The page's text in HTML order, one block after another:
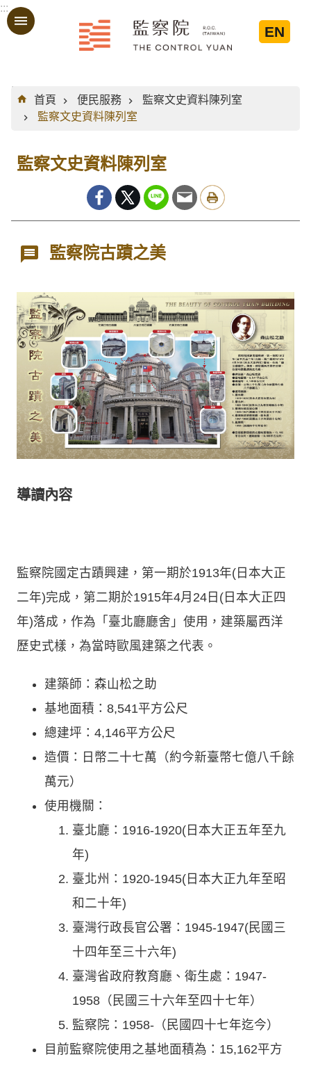
跳到主要內容區塊
:::
EN
:::
首頁
便民服務
監察文史資料陳列室
監察文史資料陳列室
監察文史資料陳列室
監察院古蹟之美
導讀內容
監察院國定古蹟興建，第一期於1913年(日本大正
二年)完成，第二期於1915年4月24日(日本大正四
年)落成，作為「臺北廳廳舍」使用，建築屬西洋
歷史式樣，為當時歐風建築之代表。
建築師：森山松之助
基地面積：8,541平方公尺
總建坪：4,146平方公尺
造價：日幣二十七萬（約今新臺幣七億八千餘
萬元）
使用機關：
臺北廳：1916-1920(日本大正五年至九
年)
臺北州：1920-1945(日本大正九年至昭
和二十年)
臺灣行政長官公署：1945-1947(民國三
十四年至三十六年)
臺灣省政府教育廳、衛生處：1947-
1958（民國三十六年至四十七年）
監察院：1958-（民國四十七年迄今）
目前監察院使用之基地面積為：15,162平方